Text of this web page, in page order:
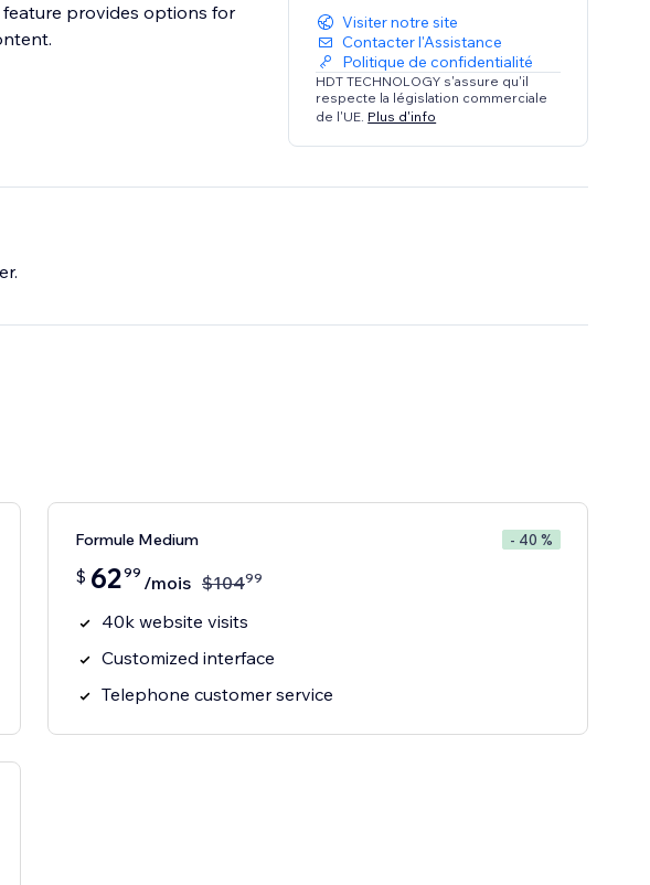
feature provides options for
Visiter notre site
Contacter l'Assistance
Politique de confidentialité
HDT TECHNOLOGY s'assure qu'il
respecte la législation commerciale
de l'UE. Plus d'info
Formule Medium - 40 %
$ 6299 /mois $10499
40k website visits
Customized interface
Telephone customer service